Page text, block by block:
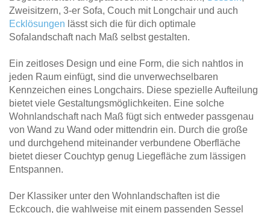
Zweisitzern, 3-er Sofa, Couch mit Longchair und auch
Ecklösungen lässt sich die für dich optimale
Sofalandschaft nach Maß selbst gestalten.
Ein zeitloses Design und eine Form, die sich nahtlos in
jeden Raum einfügt, sind die unverwechselbaren
Kennzeichen eines Longchairs. Diese spezielle Aufteilung
bietet viele Gestaltungsmöglichkeiten. Eine solche
Wohnlandschaft nach Maß fügt sich entweder passgenau
von Wand zu Wand oder mittendrin ein. Durch die große
und durchgehend miteinander verbundene Oberfläche
bietet dieser Couchtyp genug Liegefläche zum lässigen
Entspannen.
Der Klassiker unter den Wohnlandschaften ist die
Eckcouch, die wahlweise mit einem passenden Sessel